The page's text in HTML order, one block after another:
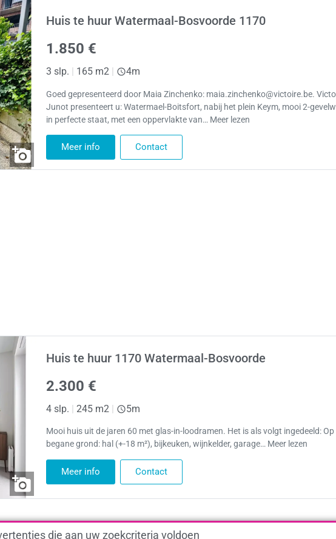
Huis te huur Watermaal-Bosvoorde 1170
1.850 €
3 slp. 165 m2 4m
Goed gepresenteerd door Maia Zinchenko: maia.zinchenko@victoire.be.
Junot presenteert u: Watermael-Boitsfort, nabij het plein Keym, mooi 2-
in perfecte staat, met een oppervlakte van… Meer lezen
Meer info Contact
Huis te huur 1170 Watermaal-Bosvoorde
2.300 €
4 slp. | 245 m2 | 5m
Mooi huis uit de jaren 60 met glas-in-loodramen. Het is als volgt ingedeeld: Op
begane grond: hal (+-18 m²), bijkeuken, wijnkelder, garage… Meer lezen
Meer info Contact
die aan uw zoekcriteria voldoen